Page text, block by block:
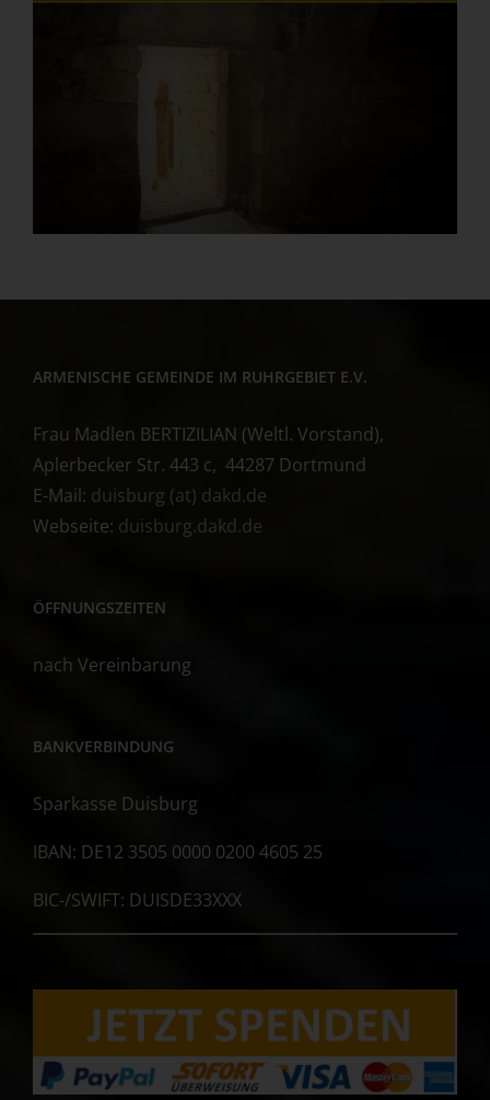
ARMENISCHE GEMEINDE IM RUHRGEBIET E.V.
Frau Madlen BERTIZILIAN (Weltl. Vorstand),
Aplerbecker Str. 443 c, 44287 Dortmund
E-Mail: duisburg (at) dakd.de
Webseite: duisburg.dakd.de
ÖFFNUNGSZEITEN
nach Vereinbarung
BANKVERBINDUNG
Sparkasse Duisburg
IBAN: DE12 3505 0000 0200 4605 25
BIC-/SWIFT: DUISDE33XXX